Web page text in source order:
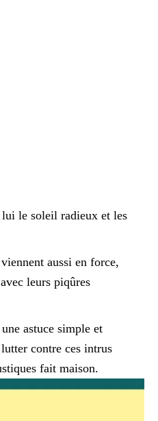
lui le soleil radieux et les
aussi en force,
leurs piqûres
astuce simple et
contre ces intrus
fait maison.